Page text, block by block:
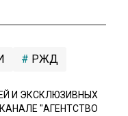
РЖД
И ЭКСКЛЮЗИВНЫХ
"АГЕНТСТВО